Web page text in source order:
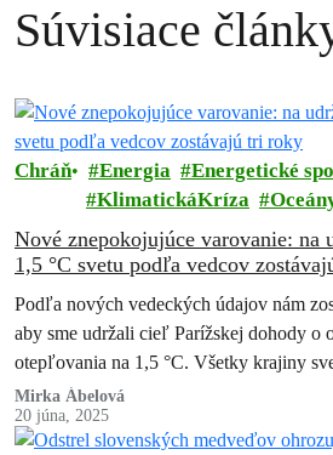
Súvisiace
Chráň Energia
Energetické
KlimatickáKríza
Nové znepokojujúce varovanie: na
1,5 °C svetu podľa vedcov
Podľa nových vedeckých údajov nám
aby sme udržali cieľ Parížskej dohody o
otepľovania na 1,5 °C. Všetky krajiny
musia…
Mirka Ábelová
20 júna, 2025